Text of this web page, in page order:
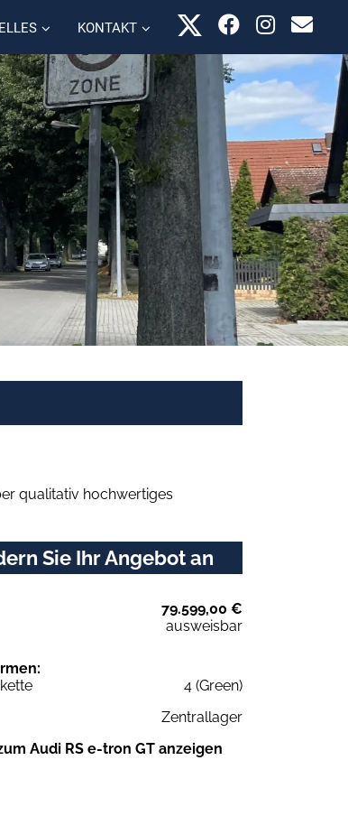
KONTAKT
qualitativ hochwertiges
Sie Ihr Angebot an
79.599,00 €
ausweisbar
4 (Green)
Zentrallager
Audi RS e-tron GT anzeigen